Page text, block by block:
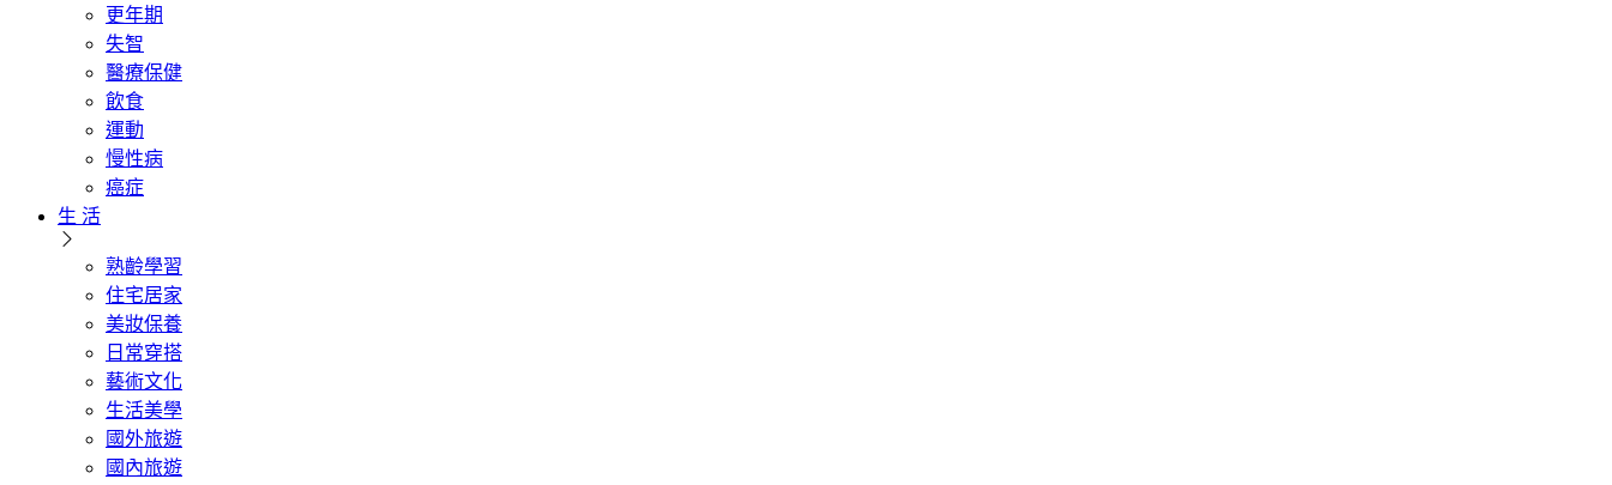
更年期
失智
醫療保健
飲食
運動
慢性病
癌症
生 活
熟齡學習
住宅居家
美妝保養
日常穿搭
藝術文化
生活美學
國外旅遊
國內旅遊